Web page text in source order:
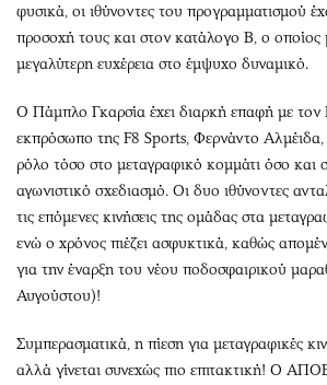
φυσικά, οι ιθύνοντες του προγραμματισμού
προσοχή τους και στον κατάλογο Β, ο οποίος
μεγαλύτερη ευχέρεια στο έμψυχο δυναμικό.
Ο Πάμπλο Γκαρσία έχει διαρκή επαφή με τον
εκπρόσωπο της F8 Sports, Φερνάντο Αλμέιδα
ρόλο τόσο στο μεταγραφικό κομμάτι όσο και
αγωνιστικό σχεδιασμό. Οι δυο ιθύνοντες
τις επόμενες κινήσεις της ομάδας στα
ενώ ο χρόνος πιέζει ασφυκτικά, καθώς
για την έναρξη του νέου ποδοσφαιρικού
Αυγούστου)!
Συμπερασματικά, η πίεση για μεταγραφικές
αλλά γίνεται συνεχώς πιο επιτακτική! Ο